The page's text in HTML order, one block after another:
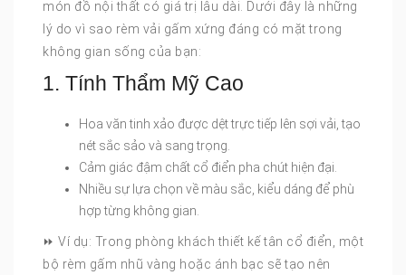
món đồ nội thất có giá trị lâu dài. Dưới đây là những
lý do vì sao rèm vải gấm xứng đáng có mặt trong
không gian sống của bạn:
1. Tính Thẩm Mỹ Cao
Hoa văn tinh xảo được dệt trực tiếp lên sợi vải, tạo
nét sắc sảo và sang trọng.
Cảm giác đậm chất cổ điển pha chút hiện đại.
Nhiều sự lựa chọn về màu sắc, kiểu dáng để phù
hợp từng không gian.
⏩ Ví dụ: Trong phòng khách thiết kế tân cổ điển, một
bộ rèm gấm nhũ vàng hoặc ánh bạc sẽ tạo nên